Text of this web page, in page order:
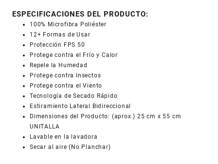
ESPECIFICACIONES DEL PRODUCTO:
100% Microfibra Poliéster
12+ Formas de Usar
Protección FPS 50
Protege contra el Frío y Calor
Repele la Humedad
Protege contra Insectos
Protege contra el Viento
Tecnología de Secado Rápido
Estiramiento Lateral Bidireccional
Dimensiones del Producto: (aprox.) 25 cm x 55 cm
UNITALLA
Lavable en la lavadora
Secar al aire (No Planchar)